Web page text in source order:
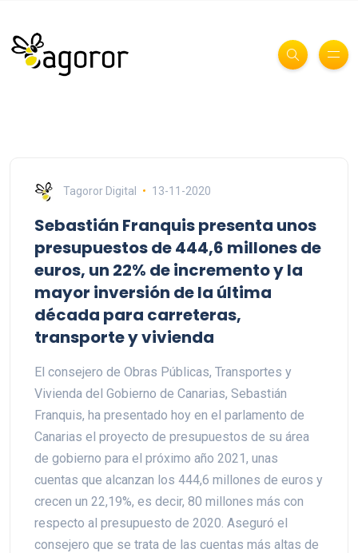
Tagoror Digital 13-11-2020
Sebastián Franquis presenta unos
presupuestos de 444,6 millones de
euros, un 22% de incremento y la
mayor inversión de la última
década para carreteras,
transporte y vivienda
El consejero de Obras Públicas, Transportes y
Vivienda del Gobierno de Canarias, Sebastián
Franquis, ha presentado hoy en el parlamento de
Canarias el proyecto de presupuestos de su área
de gobierno para el próximo año 2021, unas
cuentas que alcanzan los 444,6 millones de euros y
crecen un 22,19%, es decir, 80 millones más con
respecto al presupuesto de 2020. Aseguró el
consejero que se trata de las cuentas más altas de